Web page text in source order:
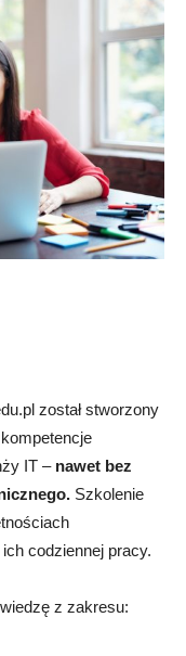
został stworzony
IT – nawet bez
Szkolenie
codziennej pracy.
z zakresu: